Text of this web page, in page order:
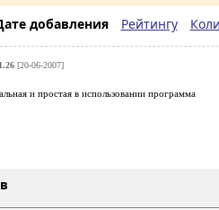
добавления Рейтингу
[20-06-2007]
и простая в использовании программа